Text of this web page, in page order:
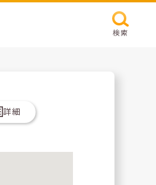
検索
詳細